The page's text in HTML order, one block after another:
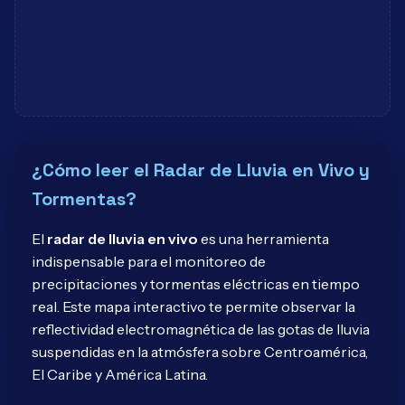
¿Cómo leer el Radar de Lluvia en Vivo y
Tormentas?
El radar de lluvia en vivo es una herramienta
indispensable para el monitoreo de
precipitaciones y tormentas eléctricas en tiempo
real. Este mapa interactivo te permite observar la
reflectividad electromagnética de las gotas de lluvia
suspendidas en la atmósfera sobre Centroamérica,
El Caribe y América Latina.